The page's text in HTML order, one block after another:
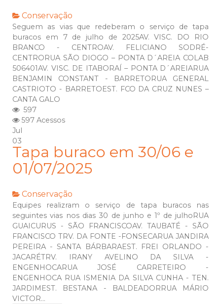
Conservação
Seguem as vias que redeberam o serviço de tapa
buracos em 7 de julho de 2025AV. VISC. DO RIO
BRANCO - CENTROAV. FELICIANO SODRÉ-
CENTRORUA SÃO DIOGO – PONTA D´AREIA COLAB
506401AV. VISC. DE ITABORAÍ – PONTA D´AREIARUA
BENJAMIN CONSTANT - BARRETORUA GENERAL
CASTRIOTO - BARRETOEST. FCO DA CRUZ NUNES –
CANTA GALO
597
597 Acessos
Jul
03
Tapa buraco em 30/06 e
01/07/2025
Conservação
Equipes realizram o serviço de tapa buracos nas
seguintes vias nos dias 30 de junho e 1º de julhoRUA
GUAICURUS - SÃO FRANCISCOAV. TAUBATÉ - SÃO
FRANCISCO TRV. DA FONTE -FONSECARUA JANDIRA
PEREIRA - SANTA BÁRBARAEST. FREI ORLANDO -
JACARÉTRV. IRANY AVELINO DA SILVA -
ENGENHOCARUA JOSÉ CARRETEIRO -
ENGENHOCA RUA ISMENIA DA SILVA CUNHA - TEN.
JARDIMEST. BESTANA - BALDEADORRUA MÁRIO
VICTOR...